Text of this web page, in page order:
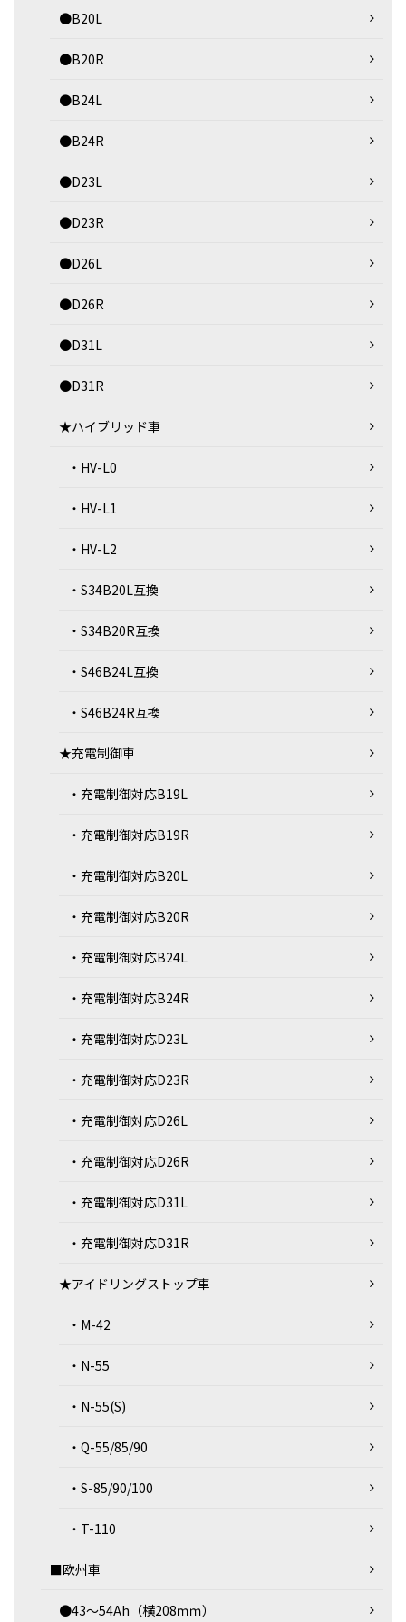
●B20L
●B20R
●B24L
●B24R
●D23L
●D23R
●D26L
●D26R
●D31L
●D31R
★ハイブリッド車
・HV-L0
・HV-L1
・HV-L2
・S34B20L互換
・S34B20R互換
・S46B24L互換
・S46B24R互換
★充電制御車
・充電制御対応B19L
・充電制御対応B19R
・充電制御対応B20L
・充電制御対応B20R
・充電制御対応B24L
・充電制御対応B24R
・充電制御対応D23L
・充電制御対応D23R
・充電制御対応D26L
・充電制御対応D26R
・充電制御対応D31L
・充電制御対応D31R
★アイドリングストップ車
・M-42
・N-55
・N-55(S)
・Q-55/85/90
・S-85/90/100
・T-110
■欧州車
●43～54Ah（横208ｍｍ）